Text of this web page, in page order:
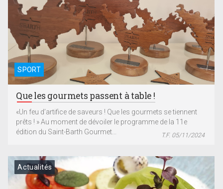
SPORT
Que les gourmets passent à table !
«Un feu d’artifice de saveurs ! Que les gourmets se tiennent
prêts ! » Au moment de dévoiler le programme de la 11e
édition du Saint-Barth Gourmet...
T.F. 05/11/2024
Actualités